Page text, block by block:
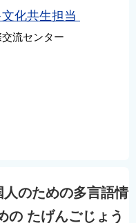
化共生担当
流センター
のための多言語情
の たげんごじょう